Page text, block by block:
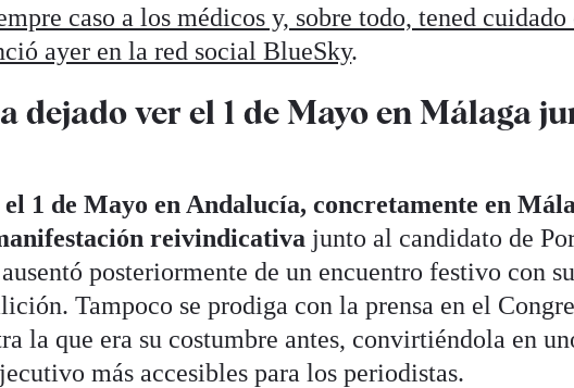
caso a los médicos y, sobre todo, tened cuidado
ayer en la red social BlueSky.
dejado ver el 1 de Mayo en Málaga
el 1 de Mayo en Andalucía, concretamente en
reivindicativa junto al candidato de
posteriormente de un encuentro festivo con
Tampoco se prodiga con la prensa en el
la que era su costumbre antes, convirtiéndola en
más accesibles para los periodistas.